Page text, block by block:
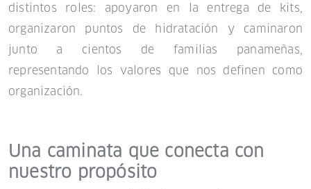
distintos roles: apoyaron en la entrega de kits,
organizaron puntos de hidratación y caminaron
junto a cientos de familias panameñas,
representando los valores que nos definen como
organización.
Una caminata que conecta con
nuestro propósito